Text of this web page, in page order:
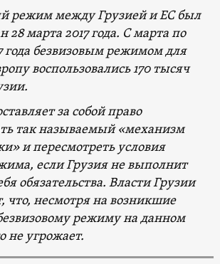
режим между Грузией и ЕС был
28 марта 2017 года. С марта по
года безвизовым режимом для
воспользовались 170 тысяч
за собой право
так называемый «механизм
и пересмотреть условия
если Грузия не выполнит
обязательства. Власти Грузии
что, несмотря на возникшие
режиму на данном
не угрожает.